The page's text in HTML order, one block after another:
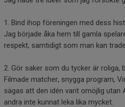
1. Bind ihop föreningen med dess
Jag började åka hem till gamla
respekt, samtidigt som man kan
2. Gör saker som du tycker är roliga,
Filmade matcher, snygga program,
sägas att den idén varit omöjlig utan
andra inte kunnat leka lika mycket.